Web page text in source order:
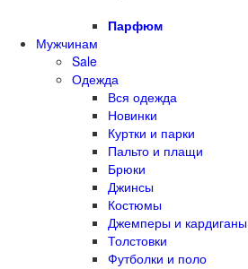
Парфюм
Мужчинам
Sale
Одежда
Вся одежда
Новинки
Куртки и парки
Пальто и плащи
Брюки
Джинсы
Костюмы
Джемперы и кардиганы
Толстовки
Футболки и поло